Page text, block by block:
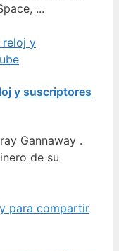
...
y suscriptores
Gannaway .
de su